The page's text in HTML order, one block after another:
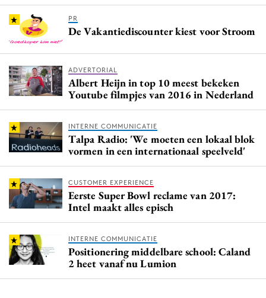
PR
De Vakantiediscounter kiest voor Stroom
ADVERTORIAL
Albert Heijn in top 10 meest bekeken
Youtube filmpjes van 2016 in Nederland
INTERNE COMMUNICATIE
Talpa Radio: 'We moeten een lokaal blok
vormen in een internationaal speelveld'
CUSTOMER EXPERIENCE
Eerste Super Bowl reclame van 2017:
Intel maakt alles episch
INTERNE COMMUNICATIE
Positionering middelbare school: Caland
2 heet vanaf nu Lumion